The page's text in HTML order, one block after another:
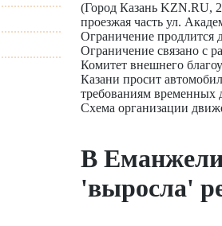
(Город Казань KZN.RU,
проезжая часть ул.
Ограничение продлится
Ограничение связано с
Комитет внешнего
Казани просит
требованиям временных
Схема организации
В
'выросла'